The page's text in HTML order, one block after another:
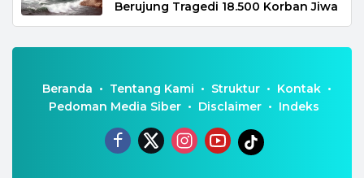
Berujung Tragedi 18.500 Korban Jiwa
Beranda Tentang Kami Struktur
Kontak
Pedoman Media Siber
Disclaimer Indeks